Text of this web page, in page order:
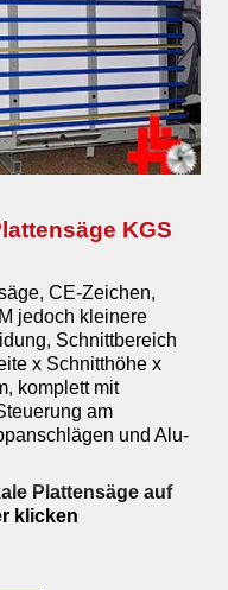
KGS
CE-Zeichen,
jedoch kleinere
Schnittbereich
x Schnitthöhe x
komplett mit
am
und Alu-
Plattensäge auf
klicken